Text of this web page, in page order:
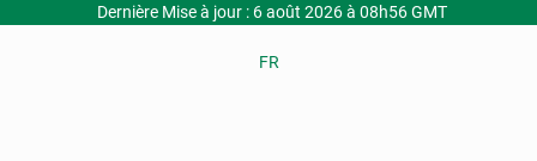
Dernière Mise à jour : 6 août 2026 à 08h56 GMT
FR